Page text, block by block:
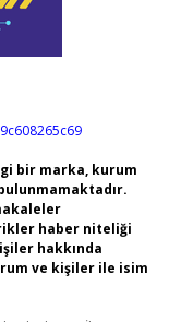
bir marka, kurum
haber niteliği
hakkında
ve kişiler ile isim